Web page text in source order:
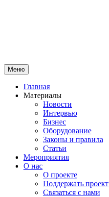
Меню
Главная
Материалы
Новости
Интервью
Бизнес
Оборудование
Законы и правила
Статьи
Мероприятия
О нас
О проекте
Поддержать проект
Связаться с нами